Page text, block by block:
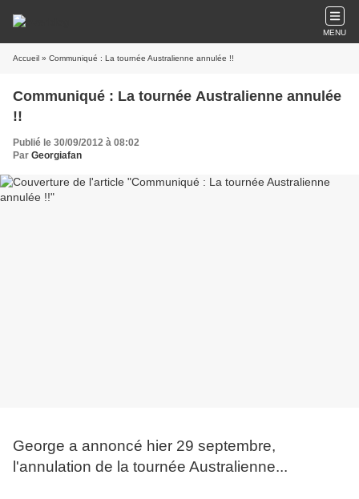
MENU
Accueil » Communiqué : La tournée Australienne annulée !!
Communiqué : La tournée Australienne annulée
!!
Publié le 30/09/2012 à 08:02
Par Georgiafan
George a annoncé hier 29 septembre,
l'annulation de la tournée Australienne...